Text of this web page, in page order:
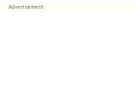
Advertisement